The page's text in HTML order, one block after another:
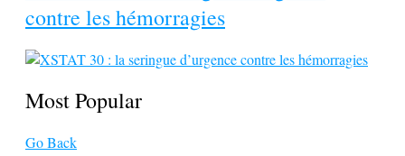
contre les hémorragies
Most Popular
Go Back